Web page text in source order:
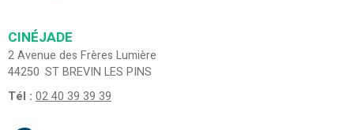
CINÉJADE
2 Avenue des Frères Lumière
44250 ST BREVIN LES PINS
Tél : 02 40 39 39 39